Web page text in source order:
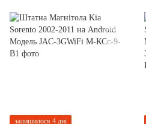
залишилося 4 дні